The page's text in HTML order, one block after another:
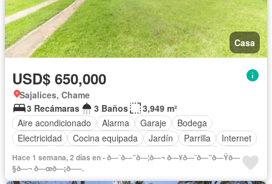
Casa
USD$ 650,000
Sajalices, Chame
3 Recámaras
3 Baños
3,949 m²
Aire acondicionado
Alarma Garaje
Bodega
Electricidad
Cocina equipada Jardín Parrilla
Internet
Jacuzzi
Seguridad Cuarto de servicio Piscina
Agua
Patio
Hace 1 semana, 2 días en - ð—˜ð—”ð—¦ð—¬ ð—¥ð—˜ð—”ð—Ÿð—
§ð—¬ ð—œð—¡ð—–.